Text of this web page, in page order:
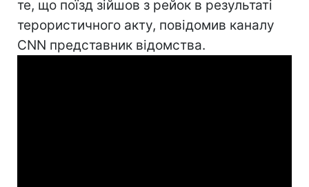
те, що поїзд зійшов з рейок в результаті
терористичного акту, повідомив каналу
CNN представник відомства.